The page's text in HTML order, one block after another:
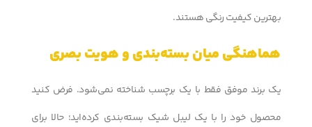
بهترین کیفیت رنگی هستند.
هماهنگی میان بسته‌بندی و هویت بصری
یک برند موفق فقط با یک برچسب شناخته نمی‌شود. فرض کنید
محصول خود را با یک لیبل شیک بسته‌بندی کرده‌اید؛ حالا برای